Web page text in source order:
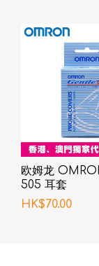
欧姆龙
505 耳套
HK$70.00